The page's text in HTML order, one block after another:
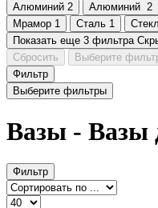
Алюминий 2 Алюминий 2
Мрамор 1 Сталь 1
Показать еще 3 фильтра
Сбросить
Выберите
Фильтр
Выберите фильтры
Вазы - Вазы
Фильтр